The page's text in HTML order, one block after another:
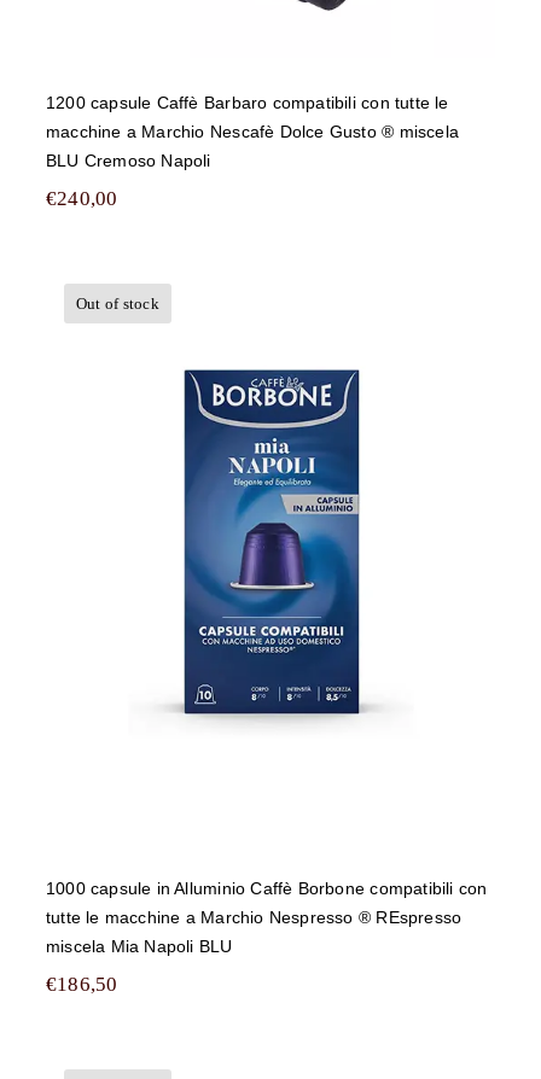
1200 capsule Caffè Barbaro compatibili con tutte le
macchine a Marchio Nescafè Dolce Gusto ® miscela
BLU Cremoso Napoli
€240,00
Out of stock
1000 capsule in Alluminio Caffè
Borbone compatibili con tutte le
macchine a Marchio Nespresso ®
REspresso miscela Mia Napoli BLU
1000 capsule in Alluminio Caffè Borbone compatibili con
tutte le macchine a Marchio Nespresso ® REspresso
miscela Mia Napoli BLU
€186,50